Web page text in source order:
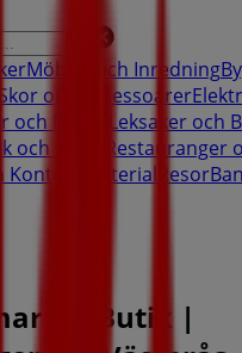
Möbler och Inredning
och Accessoarer
och Motor Leksaker och
och Hälsa
Restauranger
Kontorsmaterial Resor
Butik |